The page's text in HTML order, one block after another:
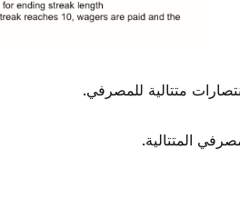
متتالية للمصرفي.
المتتالية.